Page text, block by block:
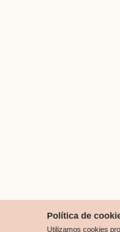
Política de
Utilizamos cookies